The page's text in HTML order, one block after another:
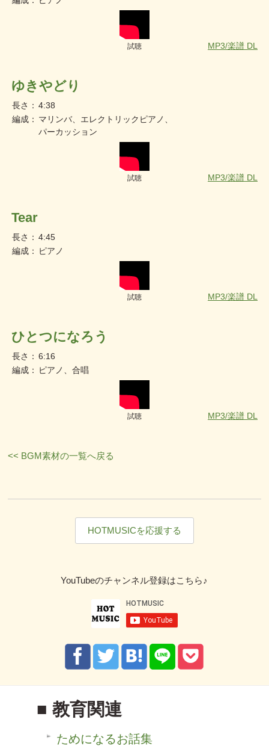
MP3/楽譜 DL
試聴
ゆきやどり
長さ： 4:38
編成： マリンバ、エレクトリックピアノ、
パーカッション
MP3/楽譜 DL
試聴
Tear
長さ： 4:45
編成：
ピアノ
MP3/楽譜 DL
試聴
ひとつになろう
長さ： 6:16
編成：
ピアノ、合唱
MP3/楽譜 DL
試聴
<< BGM素材の一覧へ戻る
HOTMUSICを応援する
YouTubeのチャンネル登録はこちら♪
教育関連
ためになるお話集